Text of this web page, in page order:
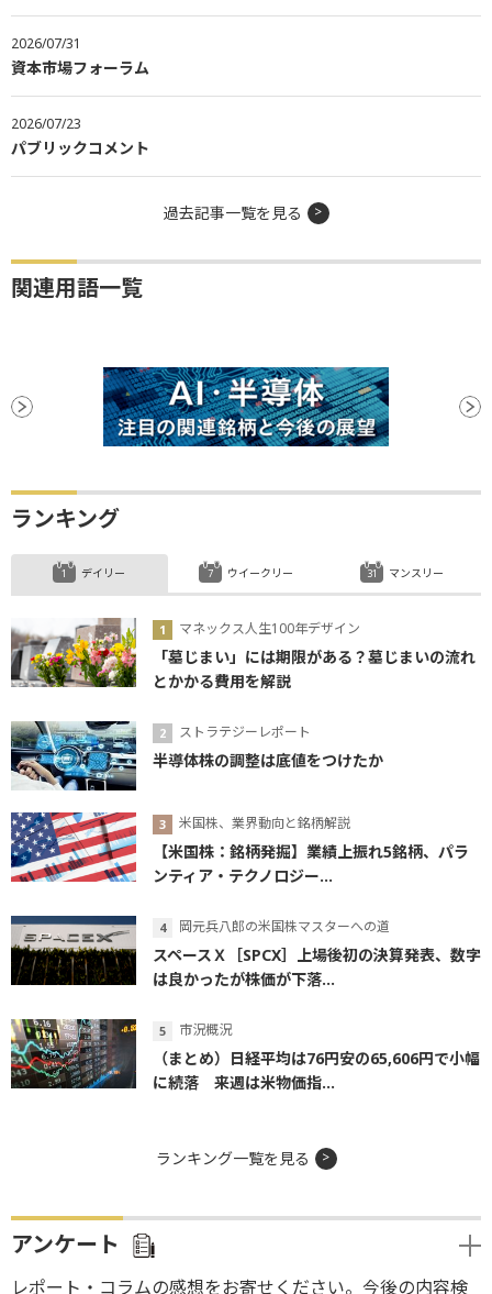
2026/07/31
資本市場フォーラム
2026/07/23
パブリックコメント
過去記事一覧を見る
関連用語一覧
ランキング
デイリー
マネックス人生100年デザイン
「墓じまい」には期限がある？墓じまいの流れ
とかかる費用を解説
ストラテジーレポート
半導体株の調整は底値をつけたか
米国株、業界動向と銘柄解説
【米国株：銘柄発掘】業績上振れ5銘柄、パラ
ンティア・テクノロジー...
岡元兵八郎の米国株マスターへの道
スペースＸ［SPCX］上場後初の決算発表、数字
は良かったが株価が下落...
市況概況
（まとめ）日経平均は76円安の65,606円で小幅
に続落 来週は米物価指...
ウイークリー マンスリー
ランキング一覧を見る
アンケート
レポート・コラムの感想をお寄せください。今後の内容検